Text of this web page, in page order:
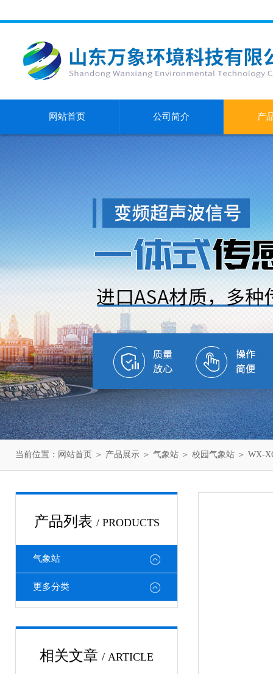
网站首页 公司简介 产
当前位置： 网站首页 ＞ 产品展示 ＞ 气象站 ＞ 校园气象站 ＞ WX-
产品列表 / PRODUCTS
气象站
更多分类
相关文章 / ARTICLE